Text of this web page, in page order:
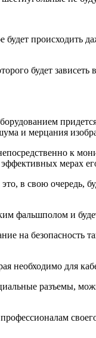
происходить
будет
и мерцания
к
эффективных мерах
в свою очередь,
фальшполом и
на безопасность
необходимо для
разъемы,